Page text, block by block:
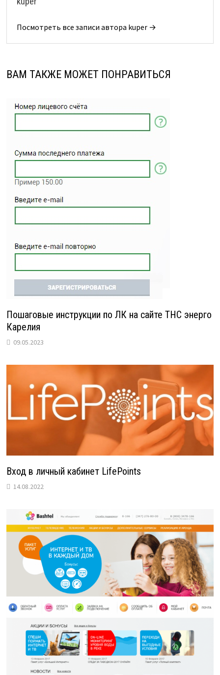
Посмотреть все записи автора kuper →
ВАМ ТАКЖЕ МОЖЕТ ПОНРАВИТЬСЯ
Пошаговые инструкции по ЛК на сайте ТНС энерго
Карелия
09.05.2023
Вход в личный кабинет LifePoints
14.08.2022